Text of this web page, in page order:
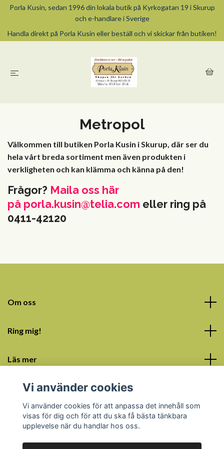
Porla Kusin, sedan 1996 din lokala butik på Kyrkogatan 19 i Skurup
och e-handlare i Sverige
Handla direkt på Porla Kusin eller beställ och vi skickar från butiken!
Metropol
Välkommen till butiken Porla Kusin i Skurup, där ser du
hela vårt breda sortiment men även produkten i
verkligheten och kan klämma och känna på den!
Frågor? Maila oss här
på porla.kusin@telia.com eller ring på
0411-42120
Om oss
Ring mig!
Läs mer
Sociala medier
Vi använder cookies
Vi använder cookies för att anpassa det innehåll som
visas för dig och för att du ska få bästa tänkbara
upplevelse när du handlar hos oss.